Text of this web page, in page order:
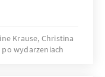
Krause, Christina
po wydarzeniach